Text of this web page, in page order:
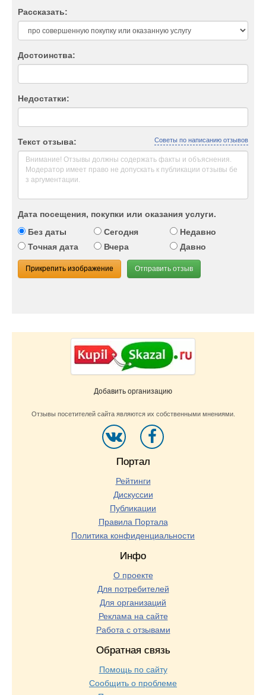
Рассказать:
Достоинства:
Недостатки:
Текст отзыва: Советы по написанию отзывов
Дата посещения, покупки или оказания услуги.
Без даты
Сегодня
Недавно
Точная дата
Вчера Давно
Прикрепить изображение Отправить отзыв
Добавить организацию
Отзывы посетителей сайта являются их собственными мнениями.
Портал
Рейтинги
Дискуссии
Публикации
Правила Портала
Политика конфиденциальности
Инфо
О проекте
Для потребителей
Для организаций
Реклама на сайте
Работа с отзывами
Обратная связь
Помощь по сайту
Сообщить о проблеме